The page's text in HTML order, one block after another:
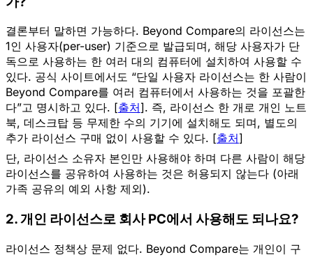
결론부터 말하면 가능하다. Beyond Compare의 라이선스는
1인 사용자(per-user) 기준으로 발급되며, 해당 사용자가 단
독으로 사용하는 한 여러 대의 컴퓨터에 설치하여 사용할 수
있다. 공식 사이트에서도 “단일 사용자 라이선스는 한 사람이
Beyond Compare를 여러 컴퓨터에서 사용하는 것을 포괄한
다”고 명시하고 있다. [출처]. 즉, 라이선스 한 개로 개인 노트
북, 데스크탑 등 무제한 수의 기기에 설치해도 되며, 별도의
추가 라이선스 구매 없이 사용할 수 있다. [출처]
단, 라이선스 소유자 본인만 사용해야 하며 다른 사람이 해당
라이선스를 공유하여 사용하는 것은 허용되지 않는다 (아래
가족 공유의 예외 사항 제외).
2. 개인 라이선스로 회사 PC에서 사용해도 되나요?
라이선스 정책상 문제 없다. Beyond Compare는 개인이 구